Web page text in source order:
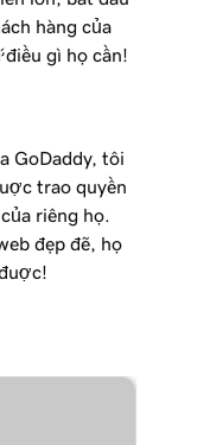
hàng của
gì họ cần!
GoDaddy, tôi
trao quyền
riêng họ.
đẹp đẽ, họ